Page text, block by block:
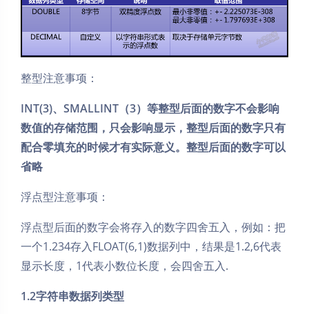
整型注意事项：
INT(3)、SMALLINT（3）等整型后面的数字不会影响
数值的存储范围，只会影响显示，整型后面的数字只有
配合零填充的时候才有实际意义。整型后面的数字可以
省略
浮点型注意事项：
浮点型后面的数字会将存入的数字四舍五入，例如：把
一个1.234存入FLOAT(6,1)数据列中，结果是1.2,6代表
显示长度，1代表小数位长度，会四舍五入.
1.2字符串数据列类型